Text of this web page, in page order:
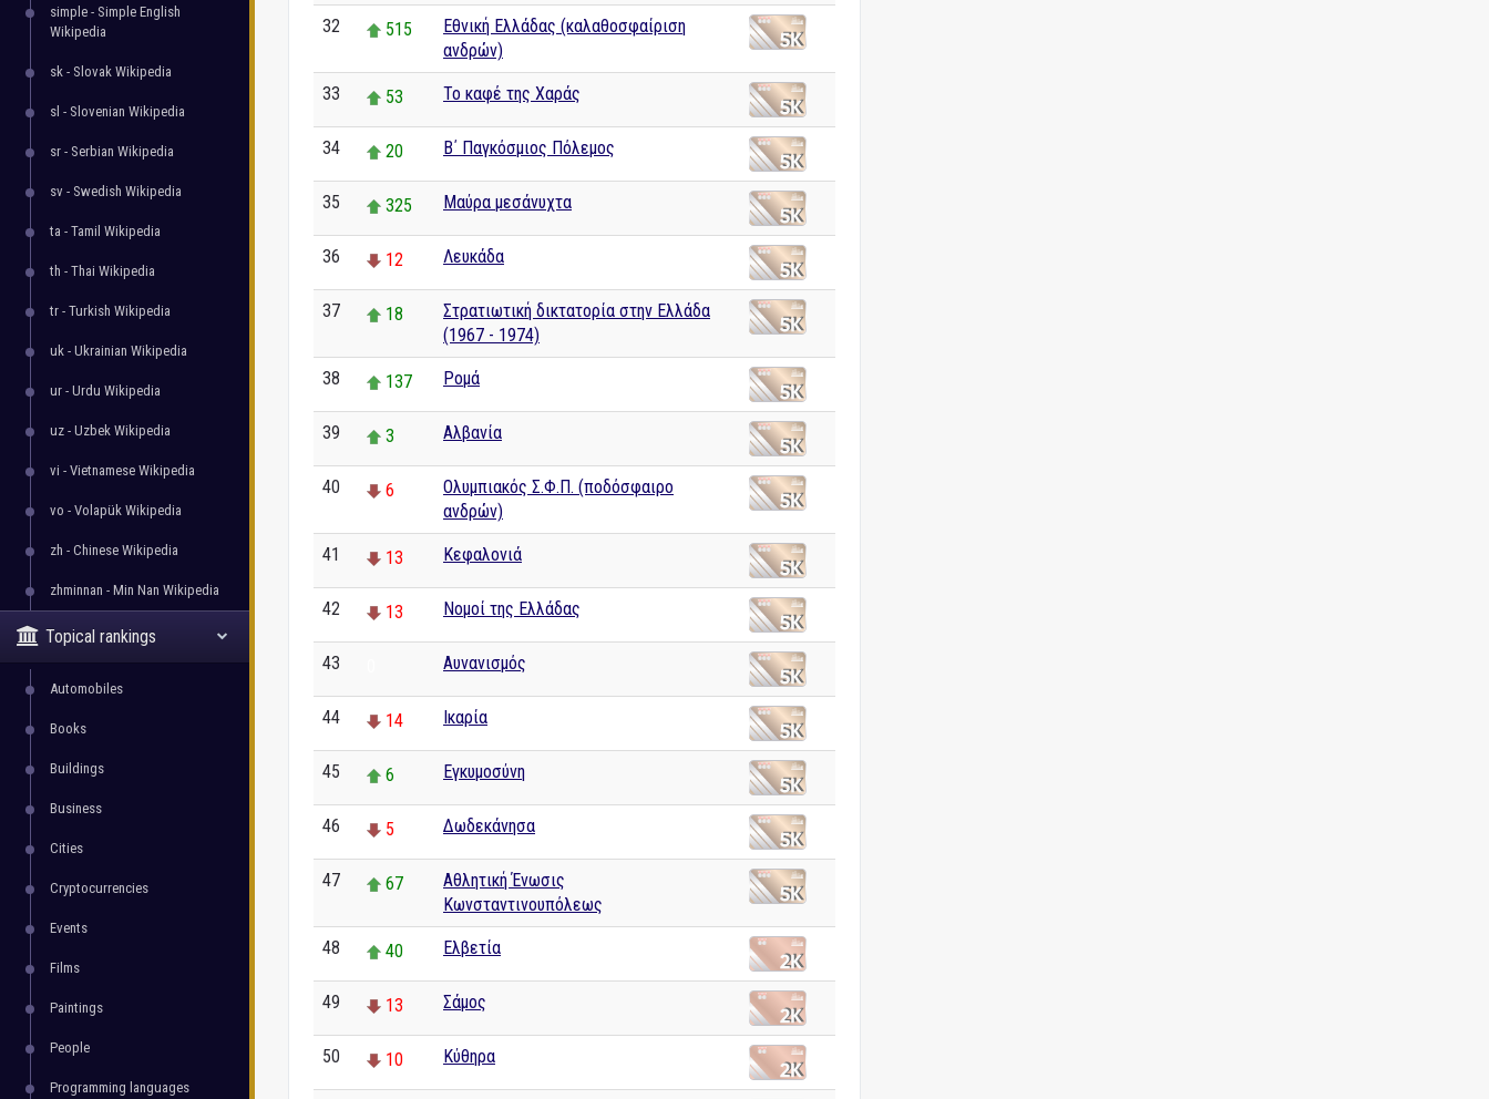
simple - Simple English
Wikipedia
sk - Slovak Wikipedia
sl - Slovenian Wikipedia
sr - Serbian Wikipedia
sv - Swedish Wikipedia
ta - Tamil Wikipedia
th - Thai Wikipedia
tr - Turkish Wikipedia
uk - Ukrainian Wikipedia
ur - Urdu Wikipedia
uz - Uzbek Wikipedia
vi - Vietnamese Wikipedia
vo - Volapük Wikipedia
zh - Chinese Wikipedia
zhminnan - Min Nan Wikipedia
Topical rankings
Automobiles
Books
Buildings
Business
Cities
Cryptocurrencies
Events
Films
Paintings
People
Programming languages
32 515
Εθνική Ελλάδας (καλαθοσφαίριση
ανδρών)
33 53 Το καφέ της Χαράς
34 20 Β΄ Παγκόσμιος Πόλεμος
35 325 Μαύρα μεσάνυχτα
36 12 Λευκάδα
37 18
Στρατιωτική δικτατορία στην Ελλάδα
(1967 - 1974)
38 137 Ρομά
39 3 Αλβανία
40 6
Ολυμπιακός Σ.Φ.Π. (ποδόσφαιρο
ανδρών)
41 13 Κεφαλονιά
42 13 Νομοί της Ελλάδας
43 Αυνανισμός
44 14 Ικαρία
45 6 Εγκυμοσύνη
46 5 Δωδεκάνησα
47 67
Αθλητική Ένωσις
Κωνσταντινουπόλεως
48 40 Ελβετία
49 13 Σάμος
50 10 Κύθηρα